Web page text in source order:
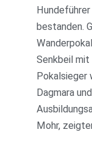
bestanden.
Senkbeil
Pokalsieger
Dagmara
Mohr,